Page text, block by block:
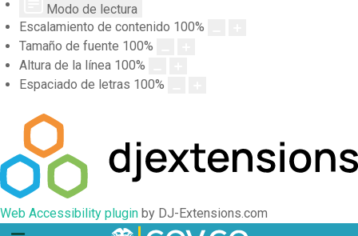
Modo de lectura
Escalamiento de contenido 100%
Tamaño de fuente 100%
Altura de la línea 100%
Espaciado de letras 100%
Web Accessibility plugin by DJ-Extensions.com